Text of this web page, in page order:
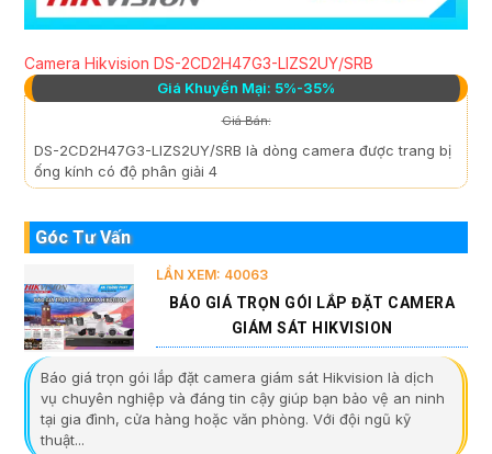
Camera Hikvision DS-2CD2H47G3-LIZS2UY/SRB
Giá Khuyến Mại: 5%-35%
Giá Bán:
DS-2CD2H47G3-LIZS2UY/SRB là dòng camera được trang bị
ống kính có độ phân giải 4
Góc Tư Vấn
LẦN XEM: 40063
BÁO GIÁ TRỌN GÓI LẮP ĐẶT CAMERA
GIÁM SÁT HIKVISION
Báo giá trọn gói lắp đặt camera giám sát Hikvision là dịch
vụ chuyên nghiệp và đáng tin cậy giúp bạn bảo vệ an ninh
tại gia đình, cửa hàng hoặc văn phòng. Với đội ngũ kỹ
thuật...